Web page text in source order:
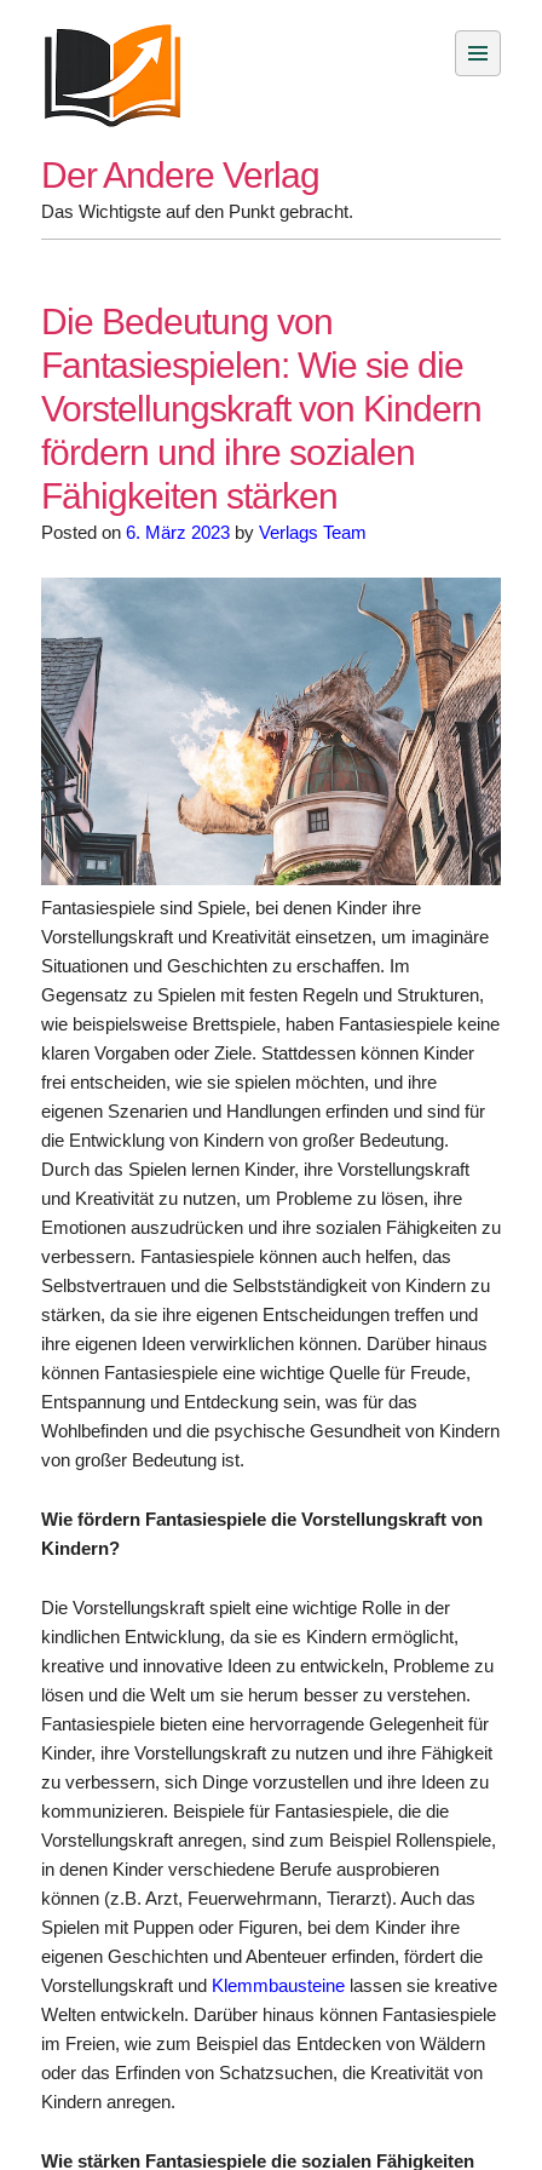
Der Andere Verlag
Das Wichtigste auf den Punkt gebracht.
Die Bedeutung von
Fantasiespielen: Wie sie die
Vorstellungskraft von Kindern
fördern und ihre sozialen
Fähigkeiten stärken
Posted on 6. März 2023by Verlags Team
Fantasiespiele sind Spiele, bei denen Kinder ihre
Vorstellungskraft und Kreativität einsetzen, um imaginäre
Situationen und Geschichten zu erschaffen. Im
Gegensatz zu Spielen mit festen Regeln und Strukturen,
wie beispielsweise Brettspiele, haben Fantasiespiele keine
klaren Vorgaben oder Ziele. Stattdessen können Kinder
frei entscheiden, wie sie spielen möchten, und ihre
eigenen Szenarien und Handlungen erfinden und sind für
die Entwicklung von Kindern von großer Bedeutung.
Durch das Spielen lernen Kinder, ihre Vorstellungskraft
und Kreativität zu nutzen, um Probleme zu lösen, ihre
Emotionen auszudrücken und ihre sozialen Fähigkeiten zu
verbessern. Fantasiespiele können auch helfen, das
Selbstvertrauen und die Selbstständigkeit von Kindern zu
stärken, da sie ihre eigenen Entscheidungen treffen und
ihre eigenen Ideen verwirklichen können. Darüber hinaus
können Fantasiespiele eine wichtige Quelle für Freude,
Entspannung und Entdeckung sein, was für das
Wohlbefinden und die psychische Gesundheit von Kindern
von großer Bedeutung ist.
Wie fördern Fantasiespiele die Vorstellungskraft von
Kindern?
Die Vorstellungskraft spielt eine wichtige Rolle in der
kindlichen Entwicklung, da sie es Kindern ermöglicht,
kreative und innovative Ideen zu entwickeln, Probleme zu
lösen und die Welt um sie herum besser zu verstehen.
Fantasiespiele bieten eine hervorragende Gelegenheit für
Kinder, ihre Vorstellungskraft zu nutzen und ihre Fähigkeit
zu verbessern, sich Dinge vorzustellen und ihre Ideen zu
kommunizieren. Beispiele für Fantasiespiele, die die
Vorstellungskraft anregen, sind zum Beispiel Rollenspiele,
in denen Kinder verschiedene Berufe ausprobieren
können (z.B. Arzt, Feuerwehrmann, Tierarzt). Auch das
Spielen mit Puppen oder Figuren, bei dem Kinder ihre
eigenen Geschichten und Abenteuer erfinden, fördert die
Vorstellungskraft und Klemmbausteinelassen sie kreative
Welten entwickeln. Darüber hinaus können Fantasiespiele
im Freien, wie zum Beispiel das Entdecken von Wäldern
oder das Erfinden von Schatzsuchen, die Kreativität von
Kindern anregen.
Wie stärken Fantasiespiele die sozialen Fähigkeiten